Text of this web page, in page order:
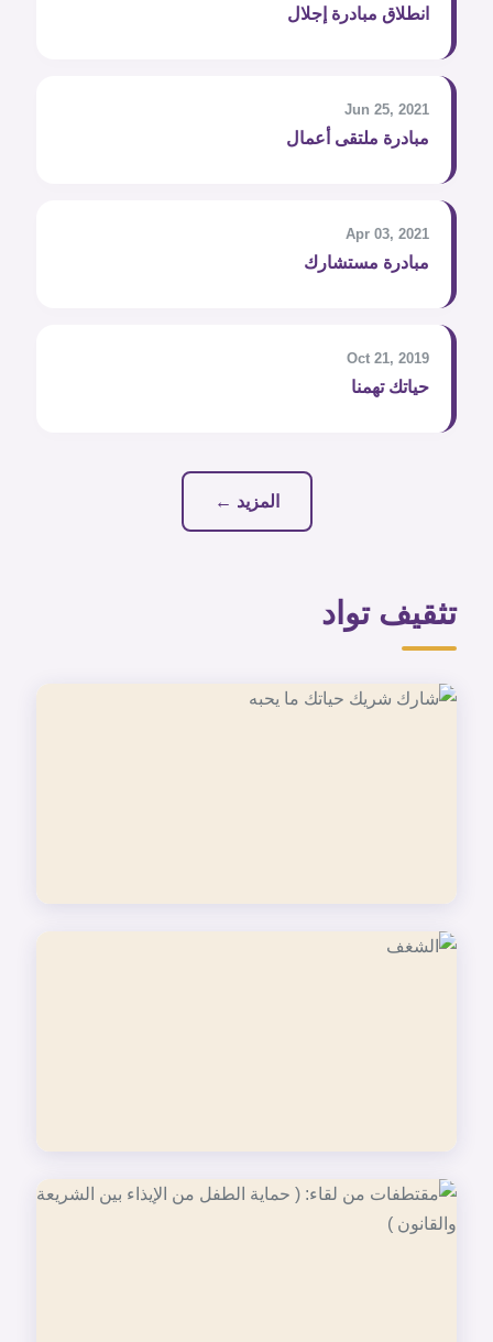
انطلاق مبادرة إجلال
Jun 25, 2021
مبادرة ملتقى أعمال
Apr 03, 2021
مبادرة مستشارك
Oct 21, 2019
حياتك تهمنا
المزيد ←
تثقيف تواد